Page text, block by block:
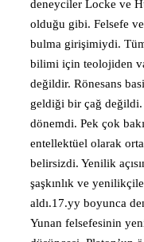
deneyciler Locke ve
olduğu gibi. Felsefe ve
bulma girişimiydi.
bilimi için teolojiden
değildir. Rönesans
geldiği bir çağ değildi.
dönemdi. Pek çok
entellektüel olarak
belirsizdi. Yenilik
şaşkınlık ve
aldı.17.yy boyunca
Yunan felsefesinin